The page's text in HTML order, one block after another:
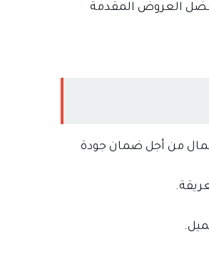
العروض المقدمة
من أجل ضمان جودة